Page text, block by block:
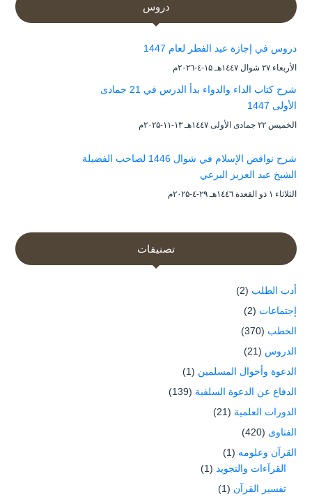
دروس
دروس في إجازة عيد الفطر لعام 1447
الأربعاء ۲۷ شوال ۱٤٤۷هـ ۱۵-٤-۲۰۲٦م
شرح كتاب الداء والدواء بدأ الدرس في 21 جمادى
الأولى 1447
الخميس ۲۲ جمادى الأولى ۱٤٤۷هـ ۱۳-۱۱-۲۰۲۵م
شرح نواقض الإسلام في شوال 1446 لصاحب الفضيلة
الشيخ عبد العزيز البرعي
الثلاثاء ۱ ذو القعدة ۱٤٤٦هـ ۲۹-٤-۲۰۲۵م
تصنيفات
أدب الطلب (2)
إجتماعات (2)
الخطب (370)
الدروس (21)
الدعوة وأحوال المسلمين (1)
الدفاع عن الدعوة السلفية (139)
الدورات العلمية (21)
الفتاوى (420)
القرآن وعلومه (1)
القرآءات والتجويد (1)
تفسير القرآن (1)